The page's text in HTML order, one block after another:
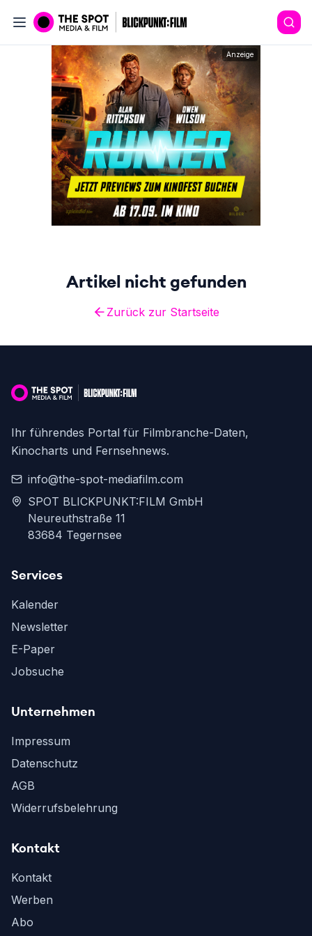
Anzeige
Artikel nicht gefunden
Zurück zur Startseite
Ihr führendes Portal für Filmbranche-Daten,
Kinocharts und Fernsehnews.
info@the-spot-mediafilm.com
SPOT BLICKPUNKT:FILM GmbH
Neureuthstraße 11
83684 Tegernsee
Services
Kalender
Newsletter
E-Paper
Jobsuche
Unternehmen
Impressum
Datenschutz
AGB
Widerrufsbelehrung
Kontakt
Kontakt
Werben
Abo